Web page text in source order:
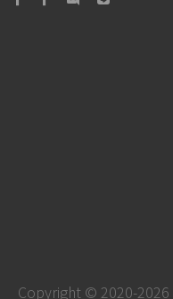
Copyright © 2020-2026